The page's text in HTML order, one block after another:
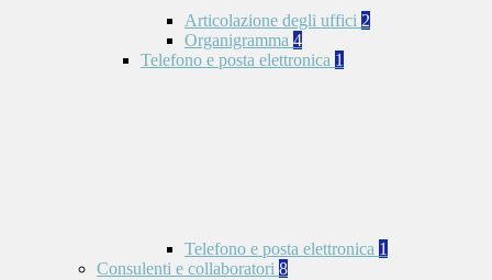
Articolazione degli uffici 2
Organigramma 4
Telefono e posta elettronica 1
Telefono e posta elettronica 1
Consulenti e collaboratori 8